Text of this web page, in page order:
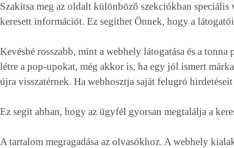
Szakítsa meg az oldalt különböző szekciókban
keresett információt. Ez segíthet Önnek, hogy a
Kevésbé rosszabb, mint a webhely látogatása és a
létre a pop-upokat, még akkor is, ha egy jól ismert
újra visszatérnek. Ha webhosztja saját felugró
Ez segít abban, hogy az ügyfél gyorsan megtalálja a
A tartalom megragadása az olvasókhoz. A webhely